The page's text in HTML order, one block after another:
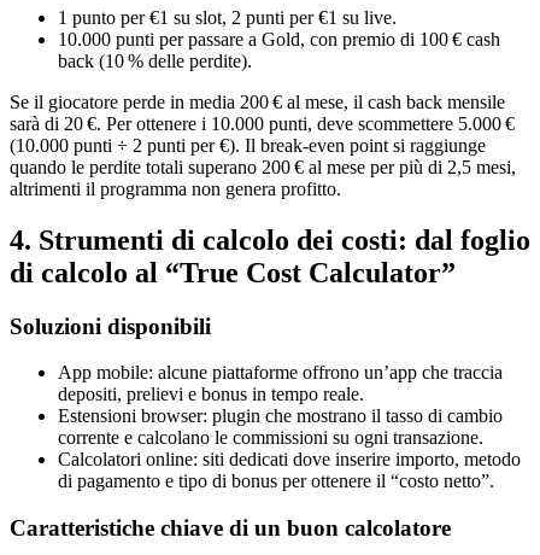
1 punto per €1 su slot, 2 punti per €1 su live.
10.000 punti per passare a Gold, con premio di 100 € cash
back (10 % delle perdite).
Se il giocatore perde in media 200 € al mese, il cash back mensile
sarà di 20 €. Per ottenere i 10.000 punti, deve scommettere 5.000 €
(10.000 punti ÷ 2 punti per €). Il break‑even point si raggiunge
quando le perdite totali superano 200 € al mese per più di 2,5 mesi,
altrimenti il programma non genera profitto.
4. Strumenti di calcolo dei costi: dal foglio
di calcolo al “True Cost Calculator”
Soluzioni disponibili
App mobile: alcune piattaforme offrono un’app che traccia
depositi, prelievi e bonus in tempo reale.
Estensioni browser: plugin che mostrano il tasso di cambio
corrente e calcolano le commissioni su ogni transazione.
Calcolatori online: siti dedicati dove inserire importo, metodo
di pagamento e tipo di bonus per ottenere il “costo netto”.
Caratteristiche chiave di un buon calcolatore